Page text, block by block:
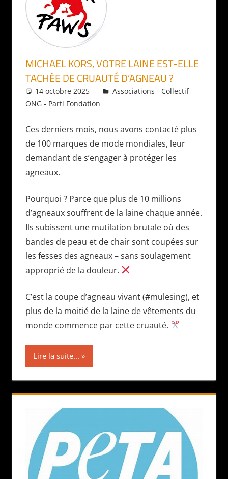
MICHAEL KORS, VOTRE LAINE EST-ELLE
TACHÉE DE CRUAUTÉ D’AGNEAU ?
14 octobre 2025 Daniel
Associations - Collectif -
ONG - Parti Fondation
Ces derniers mois, nous avons contacté plus
de 100 marques de mode mondiales, leur
demandant de s’engager à protéger les
agneaux.
Pourquoi ? Parce que plus de 10 millions
d’agneaux souffrent de la laine chaque année.
Ils subissent une mutilation brutale où des
bandes de peau et de chair sont coupées sur
les fesses des agneaux – sans soulagement
approprié de la douleur.
C’est la coupe d’agneau vivant (#mulesing), et
plus de la moitié de la laine de vêtements du
monde commence par cette cruauté.
Lire la suite...